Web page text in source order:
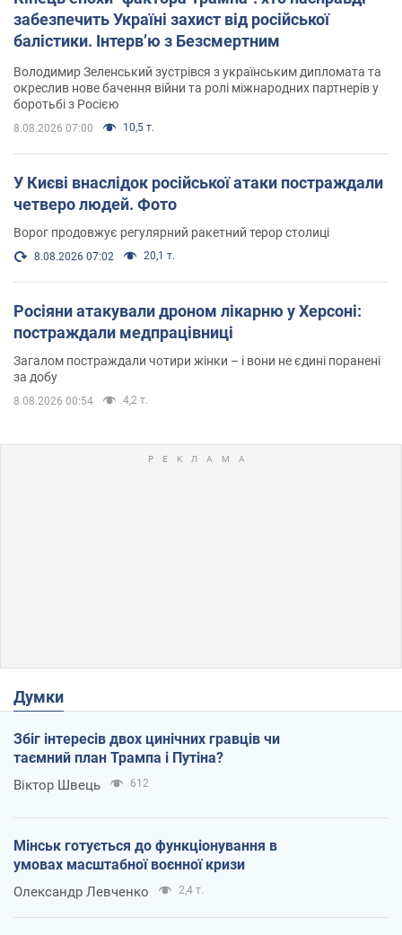
забезпечить Україні захист від російської
балістики. Інтерв’ю з Безсмертним
Володимир Зеленський зустрівся з українським дипломата та
окреслив нове бачення війни та ролі міжнародних партнерів у
боротьбі з Росією
8.08.2026 07:00 10,5 т.
У Києві внаслідок російської атаки постраждали
четверо людей. Фото
Ворог продовжує регулярний ракетний терор столиці
8.08.2026 07:02 20,1 т.
Росіяни атакували дроном лікарню у Херсоні:
постраждали медпрацівниці
Загалом постраждали чотири жінки – і вони не єдині поранені
за добу
8.08.2026 00:54 4,2 т.
Думки
Збіг інтересів двох цинічних гравців чи
таємний план Трампа і Путіна?
Віктор Швець 612
Мінськ готується до функціонування в
умовах масштабної воєнної кризи
Олександр Левченко 2,4 т.